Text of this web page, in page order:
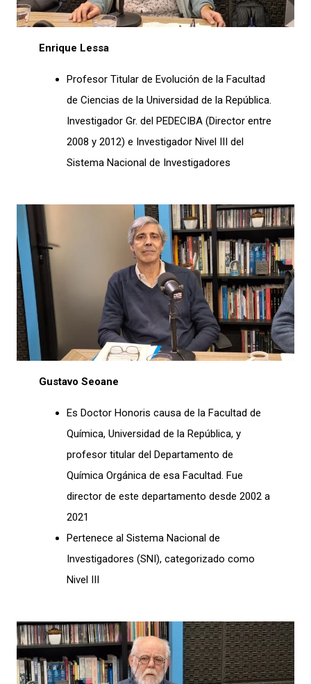
Enrique Lessa
Profesor Titular de Evolución de la Facultad
de Ciencias de la Universidad de la República.
Investigador Gr. del PEDECIBA (Director entre
2008 y 2012) e Investigador Nivel III del
Sistema Nacional de Investigadores
Gustavo Seoane
Es Doctor Honoris causa de la Facultad de
Química, Universidad de la República, y
profesor titular del Departamento de
Química Orgánica de esa Facultad. Fue
director de este departamento desde 2002 a
2021
Pertenece al Sistema Nacional de
Investigadores (SNI), categorizado como
Nivel III